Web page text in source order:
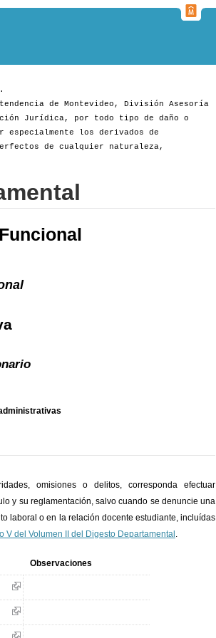
de Montevideo, División Asesoría
Jurídica, por todo tipo de daño o
los derivados de
de cualquier naturaleza,
omisiones o delitos, corresponda efectuar
y su reglamentación, salvo cuando se denuncie una
laboral o en la relación docente estudiante, incluídas
V del Volumen II del Digesto Departamental .
Observaciones